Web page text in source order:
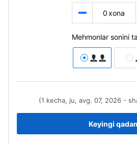
0 xona
Mehmonlar sonini
(1 kecha, ju, avg. 07, 2026 -
Keyingi